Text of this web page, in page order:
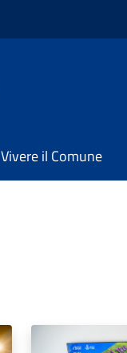
Vivere il Comune